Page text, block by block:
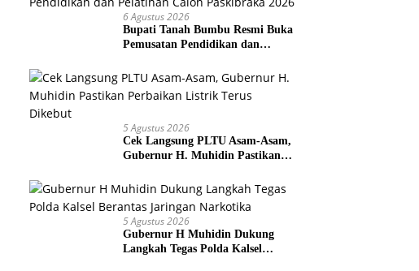
6 Agustus 2026
Bupati Tanah Bumbu Resmi Buka
Pemusatan Pendidikan dan
5 Agustus 2026
Cek Langsung PLTU Asam-Asam,
Gubernur H. Muhidin Pastikan
5 Agustus 2026
Gubernur H Muhidin Dukung
Langkah Tegas Polda Kalsel